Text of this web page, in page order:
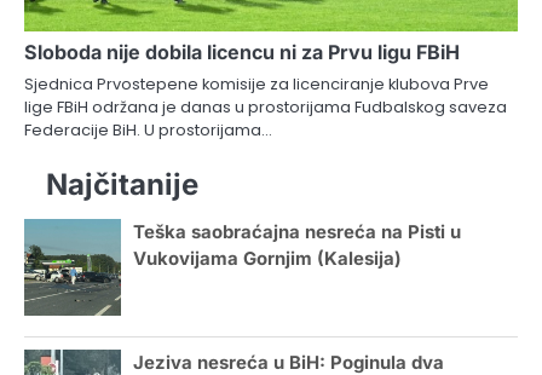
Sloboda nije dobila licencu ni za Prvu ligu FBiH
Sjednica Prvostepene komisije za licenciranje klubova Prve
lige FBiH održana je danas u prostorijama Fudbalskog saveza
Federacije BiH. U prostorijama…
Najčitanije
Teška saobraćajna nesreća na Pisti u
Vukovijama Gornjim (Kalesija)
Jeziva nesreća u BiH: Poginula dva